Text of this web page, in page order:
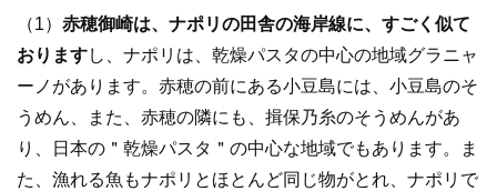
（1） 赤穂御崎は、ナポリの田舎の海岸線に、すごく似て
おりますし、ナポリは、乾燥パスタの中心の地域グラニャ
ーノがあります。赤穂の前にある小豆島には、小豆島のそ
うめん、また、赤穂の隣にも、揖保乃糸のそうめんがあ
り、日本の＂乾燥パスタ＂の中心な地域でもあります。ま
た、漁れる魚もナポリとほとんど同じ物がとれ、ナポリで